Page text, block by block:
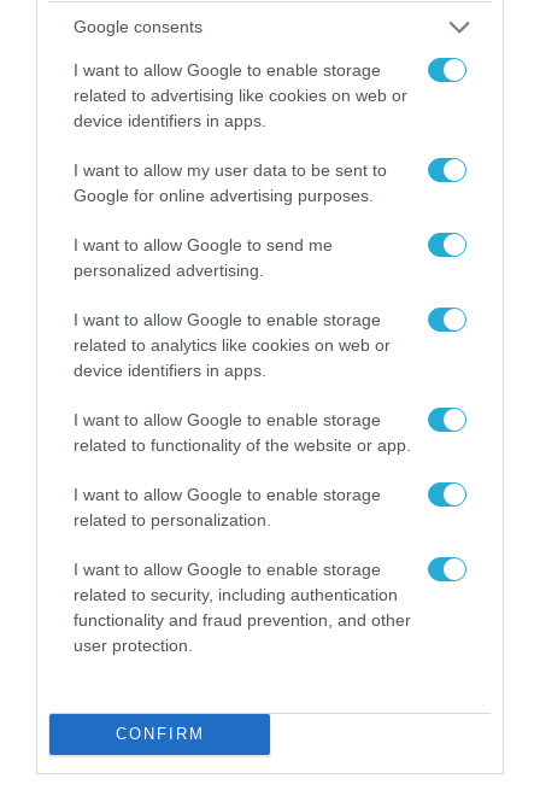
Google consents
I want to allow Google to enable storage
related to advertising like cookies on web or
device identifiers in apps.
I want to allow my user data to be sent to
Google for online advertising purposes.
I want to allow Google to send me
personalized advertising.
I want to allow Google to enable storage
related to analytics like cookies on web or
device identifiers in apps.
I want to allow Google to enable storage
related to functionality of the website or app.
I want to allow Google to enable storage
related to personalization.
I want to allow Google to enable storage
related to security, including authentication
functionality and fraud prevention, and other
user protection.
CONFIRM
Οι ρωσικές δυνάμεις απέχουν μόλις 5 χλμ.
από Σλαβιάνσκ και Κραματόρσκ στο Ντονέτσκ
06.08.2026 | 14:02
«Επιχείρηση ελεύθερα πεζοδρόμια» στην
αντικείμενα από κοινόχρηστους χώρους